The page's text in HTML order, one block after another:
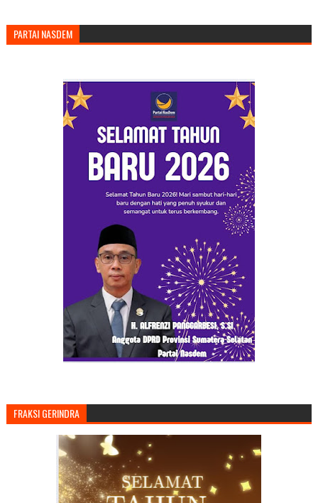
PARTAI NASDEM
FRAKSI GERINDRA